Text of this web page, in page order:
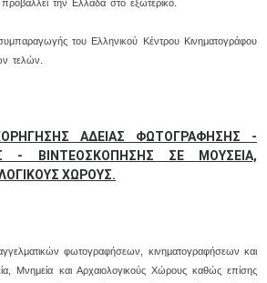
την Ελλάδα στο εξωτερικό.
του Ελληνικού Κέντρου Κινηματογράφου
τελών.
ΑΔΕΙΑΣ ΦΩΤΟΓΡΑΦΗΣΗΣ -
- ΒΙΝΤΕΟΣΚΟΠΗΣΗΣ ΣΕ ΜΟΥΣΕΙΑ,
ΧΩΡΟΥΣ.
φωτογραφήσεων, κινηματογραφήσεων και
Μνημεία και Αρχαιολογικούς Χώρους καθώς επίσης
Μαϊ1
•
2
•